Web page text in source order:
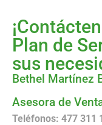
Plan de
sus
Bethel Martínez
Asesora de
Teléfonos: 477 311